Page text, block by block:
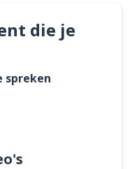
die je
spreken